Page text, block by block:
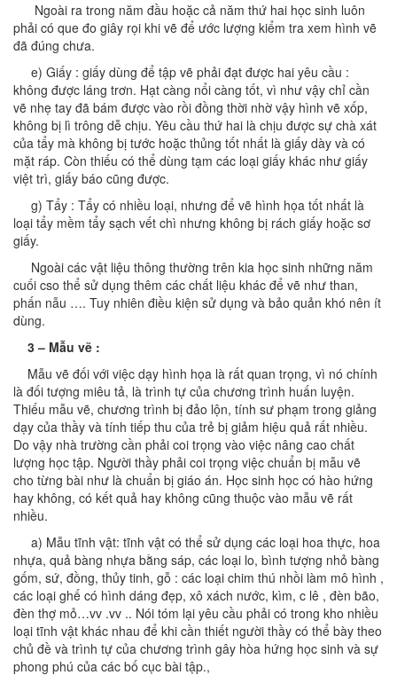
Ngoài ra trong năm đầu hoặc cả năm thứ hai học sinh luôn
phải có que đo giây rọi khi vẽ để ước lượng kiểm tra xem hình vẽ
đã đúng chưa.
e) Giấy : giấy dùng để tập vẽ phải đạt được hai yêu cầu :
không được láng trơn. Hạt càng nổi càng tốt, vì như vậy chỉ cần
vẽ nhẹ tay đã bám được vào rồi đồng thời nhờ vậy hình vẽ xốp,
không bị lì trông dễ chịu. Yêu cầu thứ hai là chịu được sự chà xát
của tẩy mà không bị tước hoặc thủng tốt nhất là giấy dày và có
mặt ráp. Còn thiếu có thể dùng tạm các loại giấy khác như giấy
việt trì, giấy báo cũng được.
g) Tẩy : Tẩy có nhiều loại, nhưng để vẽ hình họa tốt nhất là
loại tẩy mềm tẩy sạch vết chì nhưng không bị rách giấy hoặc sơ
giấy.
Ngoài các vật liệu thông thường trên kia học sinh những năm
cuối cso thể sử dụng thêm các chất liệu khác để vẽ như than,
phấn nẫu …. Tuy nhiên điều kiện sử dụng và bảo quản khó nên ít
dùng.
3 – Mẫu vẽ :
Mẫu vẽ đối với việc dạy hình họa là rất quan trọng, vì nó chính
là đối tượng miêu tả, là trình tự của chương trình huấn luyện.
Thiếu mẫu vẽ, chương trình bị đảo lộn, tính sư phạm trong giảng
dạy của thầy và tính tiếp thu của trẻ bị giảm hiệu quả rất nhiều.
Do vậy nhà trường cần phải coi trọng vào việc nâng cao chất
lượng học tập. Người thầy phải coi trọng việc chuẩn bị mẫu vẽ
cho từng bài như là chuẩn bị giáo án. Học sinh học có hào hứng
hay không, có kết quả hay không cũng thuộc vào mẫu vẽ rất
nhiều.
a) Mẫu tĩnh vật: tĩnh vật có thể sử dụng các loại hoa thực, hoa
nhựa, quả bàng nhựa bằng sáp, các loại lo, bình tượng nhỏ bàng
gốm, sứ, đồng, thủy tinh, gỗ : các loại chim thú nhồi làm mô hình ,
các loại ghế có hình dáng đẹp, xô xách nước, kìm, c lê , đèn bão,
đèn thợ mỏ…vv .vv .. Nói tóm lại yêu cầu phải có trong kho nhiều
loại tĩnh vật khác nhau để khi cần thiết người thầy có thể bày theo
chủ đề và trình tự của chương trình gây hòa hứng học sinh và sự
phong phú của các bố cục bài tập.,